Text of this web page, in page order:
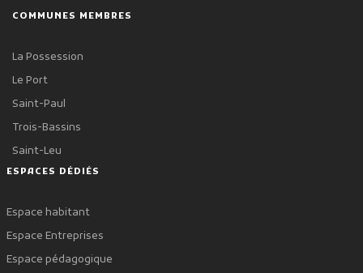
COMMUNES MEMBRES
La Possession
Le Port
Saint-Paul
Trois-Bassins
Saint-Leu
ESPACES DÉDIÉS
Espace habitant
Espace Entreprises
Espace pédagogique